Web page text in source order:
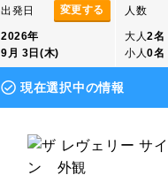
変更する
出発日
2026年
9月 3日(木)
人数
大人2名
小人0名
現在選択中の情報